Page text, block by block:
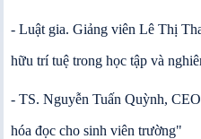
- Luật gia. Giảng viên Lê Thị
hữu trí tuệ trong học tập và
- TS. Nguyễn Tuấn Quỳnh,
hóa đọc cho sinh viên trường"